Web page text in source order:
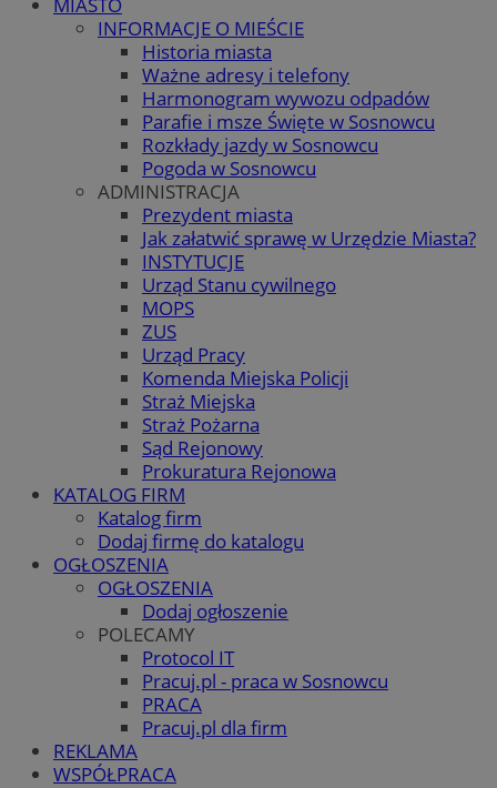
INFORMACJE O MIEŚCIE
Historia miasta
Ważne adresy i telefony
Harmonogram wywozu odpadów
Parafie i msze Święte w Sosnowcu
Rozkłady jazdy w Sosnowcu
Pogoda w Sosnowcu
ADMINISTRACJA
Prezydent miasta
Jak załatwić sprawę w Urzędzie Miasta?
INSTYTUCJE
Urząd Stanu cywilnego
MOPS
ZUS
Urząd Pracy
Komenda Miejska Policji
Straż Miejska
Straż Pożarna
Sąd Rejonowy
Prokuratura Rejonowa
KATALOG FIRM
Katalog firm
Dodaj firmę do katalogu
OGŁOSZENIA
OGŁOSZENIA
Dodaj ogłoszenie
POLECAMY
Protocol IT
Pracuj.pl - praca w Sosnowcu
PRACA
Pracuj.pl dla firm
REKLAMA
WSPÓŁPRACA